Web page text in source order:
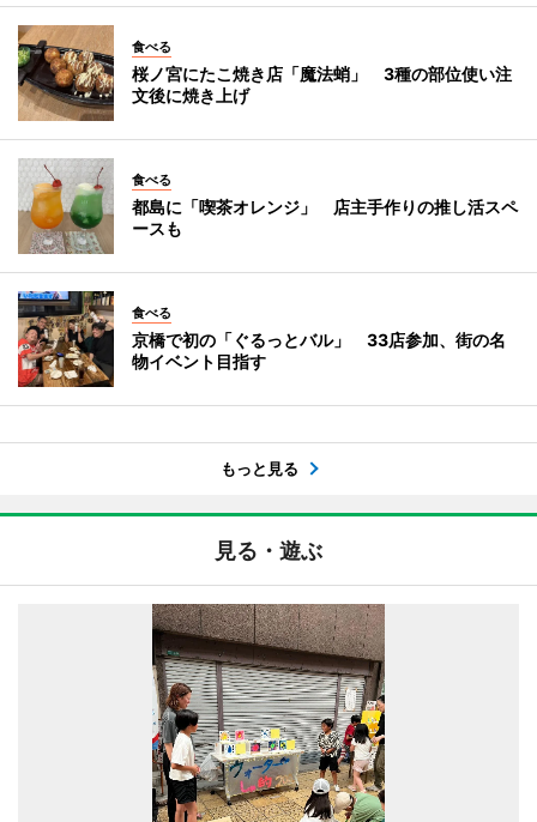
食べる
桜ノ宮にたこ焼き店「魔法蛸」 3種の部位使い注
文後に焼き上げ
食べる
都島に「喫茶オレンジ」 店主手作りの推し活スペ
ースも
食べる
京橋で初の「ぐるっとバル」 33店参加、街の名
物イベント目指す
もっと見る
見る・遊ぶ